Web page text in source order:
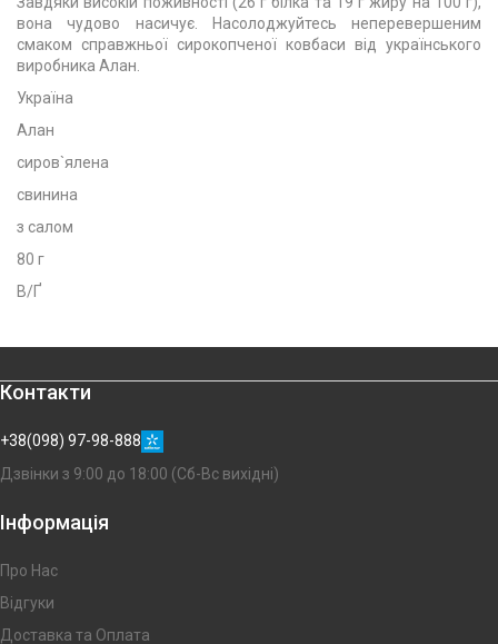
вона чудово насичує. Насолоджуйтесь неперевершеним
смаком справжньої сирокопченої ковбаси від українського
виробника Алан.
Україна
Алан
сиров`ялена
свинина
з салом
80 г
В/Ґ
Контакти
+38(098) 97-98-888
Дзвінки з 9:00 до 18:00 (Сб-Вс вихідні)
Інформація
Про Нас
Відгуки
Доставка та Оплата